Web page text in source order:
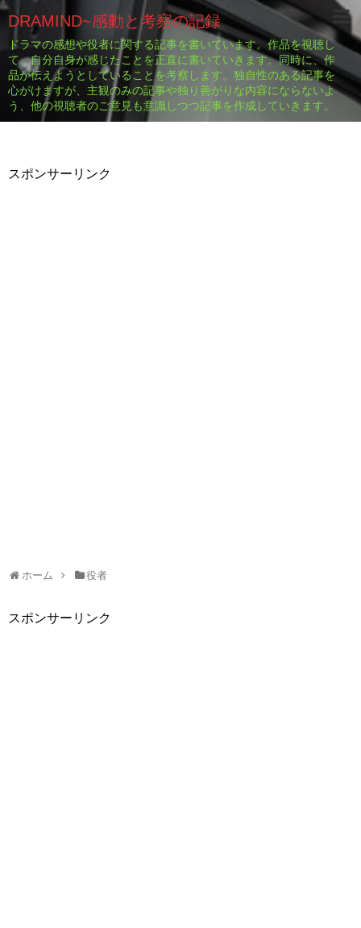
DRAMIND~感動と考察の記録
ドラマの感想や役者に関する記事を書いています。作品を視聴し
て、自分自身が感じたことを正直に書いていきます。同時に、作
品が伝えようとしていることを考察します。独自性のある記事を
心がけますが、主観のみの記事や独り善がりな内容にならないよ
う、他の視聴者のご意見も意識しつつ記事を作成していきます。
スポンサーリンク
ホーム 役者
スポンサーリンク